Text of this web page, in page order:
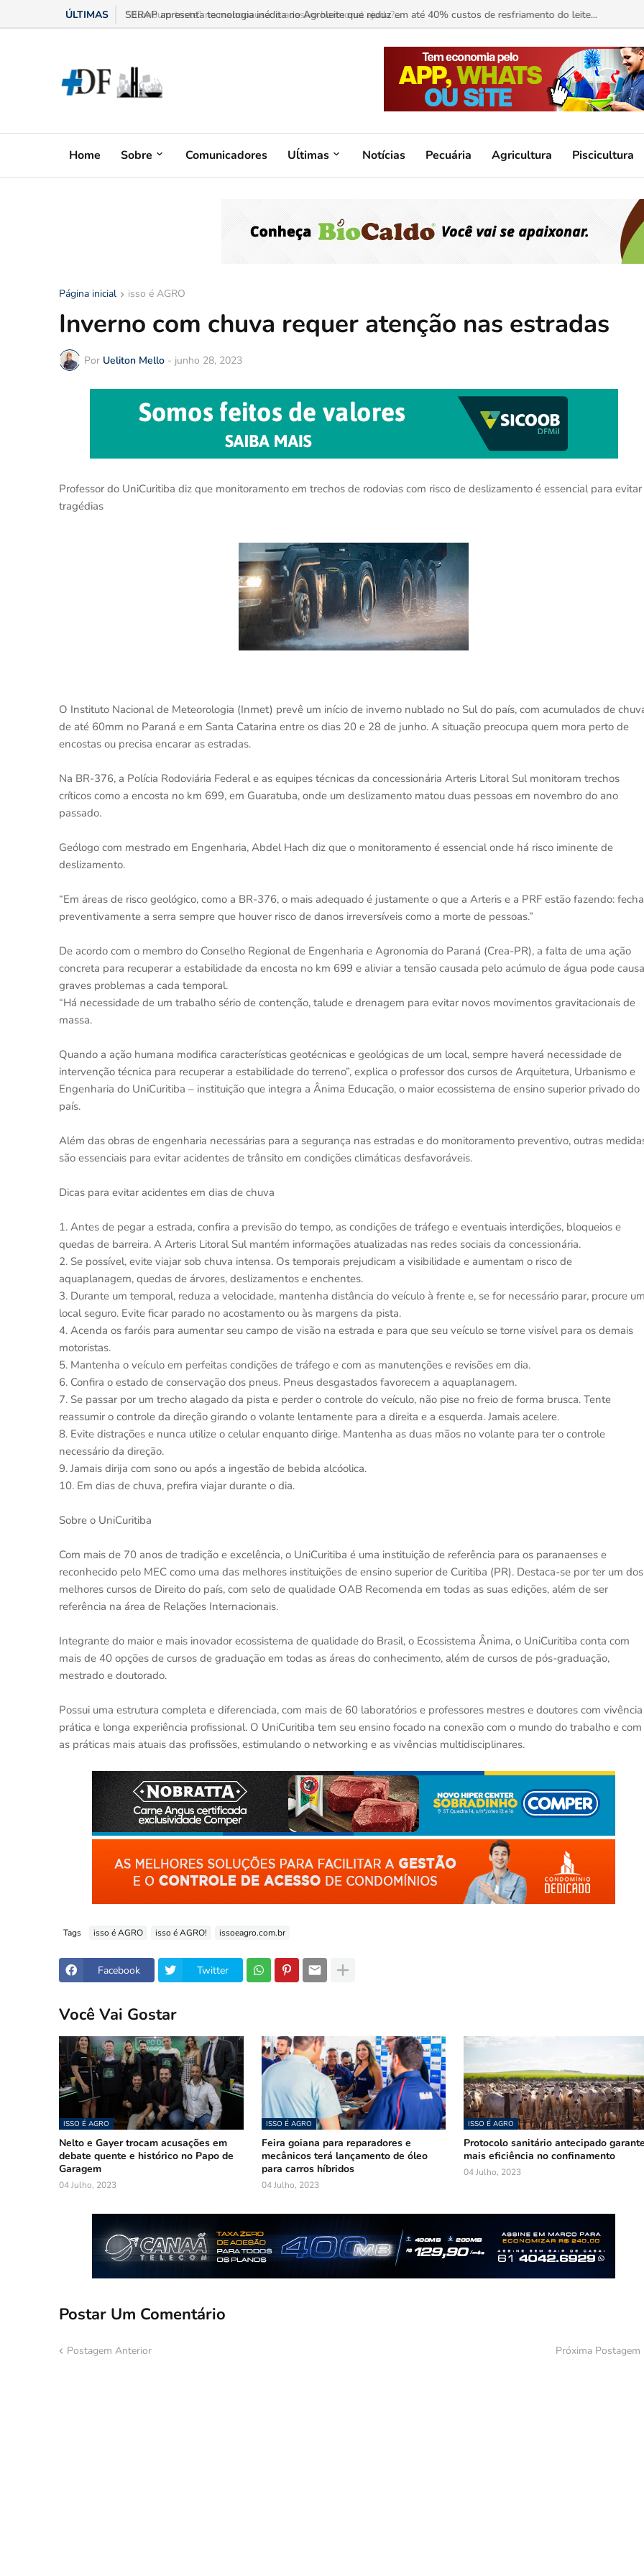
ÚLTIMAS “Bumbum triste” na menopausa: o adesivo hormonal ajuda?...
Home Sobre Comunicadores Uĺtimas Notícias Pecuária Agricultura Piscicultura
Página inicial isso é AGRO
Inverno com chuva requer atenção nas estradas
Por Ueliton Mello - junho 28, 2023
Professor do UniCuritiba diz que monitoramento em trechos de rodovias com risco de deslizamento é essencial para evitar
tragédias
O Instituto Nacional de Meteorologia (Inmet) prevê um início de inverno nublado no Sul do país, com acumulados de
de até 60mm no Paraná e em Santa Catarina entre os dias 20 e 28 de junho. A situação preocupa quem mora perto de
encostas ou precisa encarar as estradas.
Na BR-376, a Polícia Rodoviária Federal e as equipes técnicas da concessionária Arteris Litoral Sul monitoram trechos
críticos como a encosta no km 699, em Guaratuba, onde um deslizamento matou duas pessoas em novembro do ano
passado.
Geólogo com mestrado em Engenharia, Abdel Hach diz que o monitoramento é essencial onde há risco iminente de
deslizamento.
“Em áreas de risco geológico, como a BR-376, o mais adequado é justamente o que a Arteris e a PRF estão fazendo:
preventivamente a serra sempre que houver risco de danos irreversíveis como a morte de pessoas.”
De acordo com o membro do Conselho Regional de Engenharia e Agronomia do Paraná (Crea-PR), a falta de uma ação
concreta para recuperar a estabilidade da encosta no km 699 e aliviar a tensão causada pelo acúmulo de água pode
graves problemas a cada temporal.
“Há necessidade de um trabalho sério de contenção, talude e drenagem para evitar novos movimentos gravitacionais de
massa.
Quando a ação humana modifica características geotécnicas e geológicas de um local, sempre haverá necessidade de
intervenção técnica para recuperar a estabilidade do terreno”, explica o professor dos cursos de Arquitetura, Urbanismo e
Engenharia do UniCuritiba – instituição que integra a Ânima Educação, o maior ecossistema de ensino superior privado do
país.
Além das obras de engenharia necessárias para a segurança nas estradas e do monitoramento preventivo, outras
são essenciais para evitar acidentes de trânsito em condições climáticas desfavoráveis.
Dicas para evitar acidentes em dias de chuva
1. Antes de pegar a estrada, confira a previsão do tempo, as condições de tráfego e eventuais interdições, bloqueios e
quedas de barreira. A Arteris Litoral Sul mantém informações atualizadas nas redes sociais da concessionária.
2. Se possível, evite viajar sob chuva intensa. Os temporais prejudicam a visibilidade e aumentam o risco de
aquaplanagem, quedas de árvores, deslizamentos e enchentes.
3. Durante um temporal, reduza a velocidade, mantenha distância do veículo à frente e, se for necessário parar, procure
local seguro. Evite ficar parado no acostamento ou às margens da pista.
4. Acenda os faróis para aumentar seu campo de visão na estrada e para que seu veículo se torne visível para os demais
motoristas.
5. Mantenha o veículo em perfeitas condições de tráfego e com as manutenções e revisões em dia.
6. Confira o estado de conservação dos pneus. Pneus desgastados favorecem a aquaplanagem.
7. Se passar por um trecho alagado da pista e perder o controle do veículo, não pise no freio de forma brusca. Tente
reassumir o controle da direção girando o volante lentamente para a direita e a esquerda. Jamais acelere.
8. Evite distrações e nunca utilize o celular enquanto dirige. Mantenha as duas mãos no volante para ter o controle
necessário da direção.
9. Jamais dirija com sono ou após a ingestão de bebida alcóolica.
10. Em dias de chuva, prefira viajar durante o dia.
Sobre o UniCuritiba
Com mais de 70 anos de tradição e excelência, o UniCuritiba é uma instituição de referência para os paranaenses e
reconhecido pelo MEC como uma das melhores instituições de ensino superior de Curitiba (PR). Destaca-se por ter um dos
melhores cursos de Direito do país, com selo de qualidade OAB Recomenda em todas as suas edições, além de ser
referência na área de Relações Internacionais.
Integrante do maior e mais inovador ecossistema de qualidade do Brasil, o Ecossistema Ânima, o UniCuritiba conta com
mais de 40 opções de cursos de graduação em todas as áreas do conhecimento, além de cursos de pós-graduação,
mestrado e doutorado.
Possui uma estrutura completa e diferenciada, com mais de 60 laboratórios e professores mestres e doutores com vivência
prática e longa experiência profissional. O UniCuritiba tem seu ensino focado na conexão com o mundo do trabalho e com
as práticas mais atuais das profissões, estimulando o networking e as vivências multidisciplinares.
Tags isso é AGRO isso é AGRO! issoeagro.com.br
Facebook Twitter
Você Vai Gostar
ISSO É AGRO
Nelto e Gayer trocam acusações em
debate quente e histórico no Papo de
Garagem
04 Julho, 2023
ISSO É AGRO
Feira goiana para reparadores e
mecânicos terá lançamento de óleo
para carros híbridos
04 Julho, 2023
ISSO É AGRO
Protocolo sanitário antecipado
mais eficiência no confinamento
04 Julho, 2023
Postar Um Comentário
Postagem Anterior Próxima Postagem